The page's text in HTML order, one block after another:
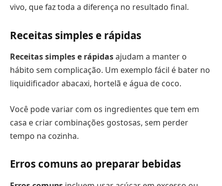
vivo, que faz toda a diferença no resultado final.
Receitas simples e rápidas
Receitas simples e rápidasajudam a manter o
hábito sem complicação. Um exemplo fácil é bater no
liquidificador abacaxi, hortelã e água de coco.
Você pode variar com os ingredientes que tem em
casa e criar combinações gostosas, sem perder
tempo na cozinha.
Erros comuns ao preparar bebidas